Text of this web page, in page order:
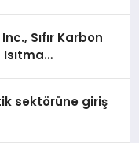
Sıfır Karbon
sektörüne giriş